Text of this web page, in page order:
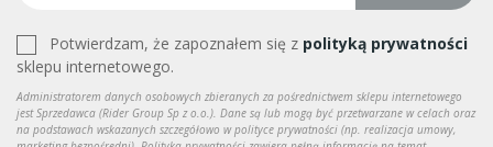
Potwierdzam, że zapoznałem się z polityką prywatności
sklepu internetowego.
Administratorem danych osobowych zbieranych za pośrednictwem sklepu internetowego
jest Sprzedawca (Rider Group Sp z o.o.). Dane są lub mogą być przetwarzane w celach oraz
na podstawach wskazanych szczegółowo w polityce prywatności (np. realizacja umowy,